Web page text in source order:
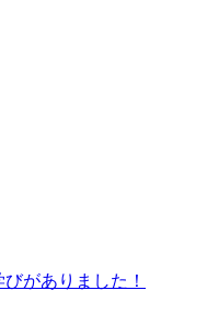
がありました！